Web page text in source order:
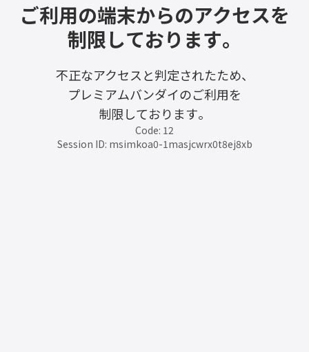
ご利用の端末からのアクセスを
制限しております。
不正なアクセスと判定されたため、
プレミアムバンダイのご利用を
制限しております。
Code: 12
Session ID: msimkoa0-1masjcwrx0t8ej8xb